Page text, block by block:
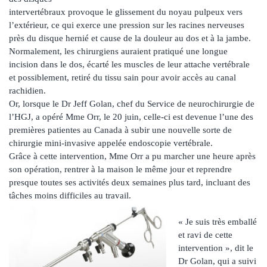
intervertébraux provoque le glissement du noyau pulpeux vers
l’extérieur, ce qui exerce une pression sur les racines nerveuses
près du disque hernié et cause de la douleur au dos et à la jambe.
Normalement, les chirurgiens auraient pratiqué une longue
incision dans le dos, écarté les muscles de leur attache vertébrale
et possiblement, retiré du tissu sain pour avoir accès au canal
rachidien.
Or, lorsque le Dr Jeff Golan, chef du Service de neurochirurgie de
l’HGJ, a opéré Mme Orr, le 20 juin, celle-ci est devenue l’une des
premières patientes au Canada à subir une nouvelle sorte de
chirurgie mini-invasive appelée endoscopie vertébrale.
Grâce à cette intervention, Mme Orr a pu marcher une heure après
son opération, rentrer à la maison le même jour et reprendre
presque toutes ses activités deux semaines plus tard, incluant des
tâches moins difficiles au travail.
« Je suis très emballé
et ravi de cette
intervention », dit le
Dr Golan, qui a suivi